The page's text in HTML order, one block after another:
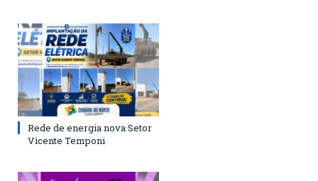
Rede de energia nova Setor
Vicente Temponi